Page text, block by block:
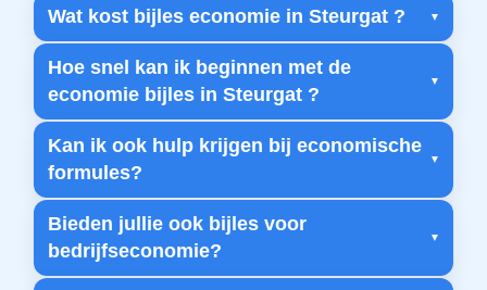
Wat kost bijles economie in Steurgat ?
Hoe snel kan ik beginnen met de
economie bijles in Steurgat ?
Kan ik ook hulp krijgen bij economische
formules?
Bieden jullie ook bijles voor
bedrijfseconomie?